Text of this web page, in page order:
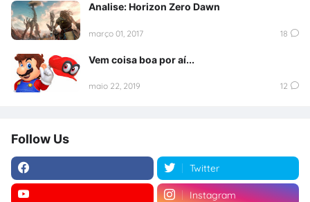
Analise: Horizon Zero Dawn
março 01, 2017 18
Vem coisa boa por aí...
maio 22, 2019 12
Follow Us
Twitter
Instagram